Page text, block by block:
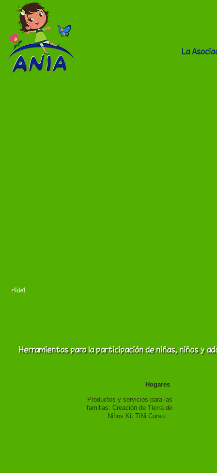
La
slide1
Herramientas para la participación de niñas, niños y
Hogares
Productos y servicios para las
familias: Creación de Tierra de
Niños Kit TiNi Curso ...